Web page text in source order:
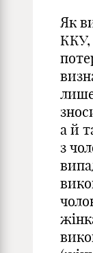
Як
ККУ,
а й
з